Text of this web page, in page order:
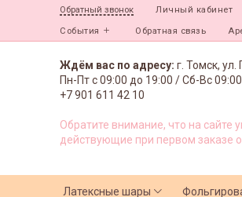
Обратный звонок Личный кабинет
События Обратная связь
Ждём вас по адресу: г. Томск, ул.
Пн-Пт с09:00 до 19:00 /Сб-Вс
+7 901 611 42 10
Обратите внимание, что на сайте
действующие при первом заказе
Латексные шары